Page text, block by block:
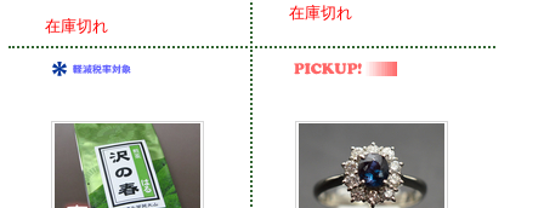
在庫切れ
在庫切れ